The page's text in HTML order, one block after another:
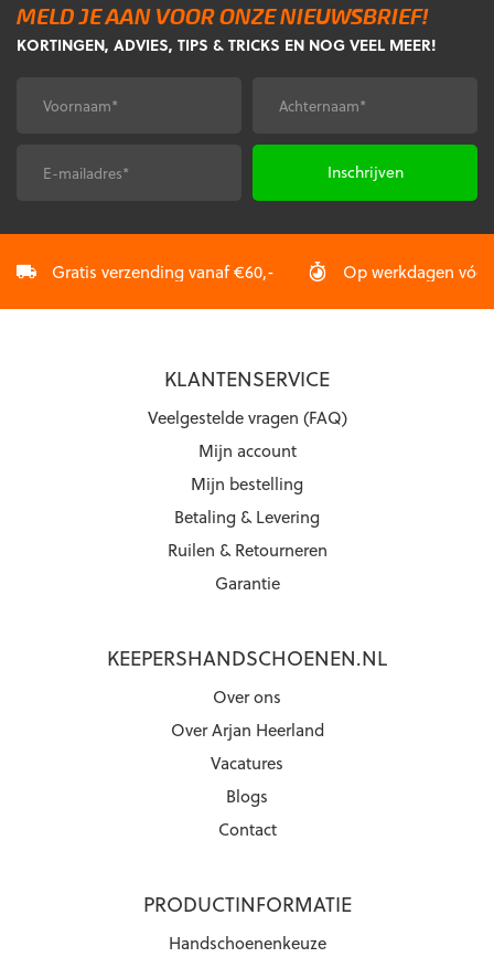
Deze
optie
gekozen
worden
de
Deze
optie
gekozen
worden
op
MELD JE AAN VOOR ONZE NIEUWSBRIEF!
KORTINGEN, ADVIES, TIPS & TRICKS EN NOG VEEL MEER!
Voornaam* Achternaam*
Gratis verzending vanaf €60,- Op werkdagen
KLANTENSERVICE
Veelgestelde vragen (FAQ)
Mijn account
Mijn bestelling
Betaling & Levering
Ruilen & Retourneren
Garantie
KEEPERSHANDSCHOENEN.NL
Over ons
Over Arjan Heerland
Vacatures
Blogs
Contact
PRODUCTINFORMATIE
Handschoenenkeuze